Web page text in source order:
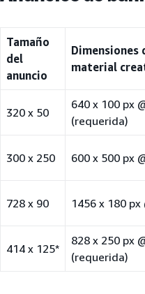
Tamaño
del
anuncio
Dimensiones
material
320 x 50
640 x 100 px
(requerida)
300 x 250 600 x 500 px
728 x 90 1456 x 180 px
414 x 125*
828 x 250 px
(requerida)